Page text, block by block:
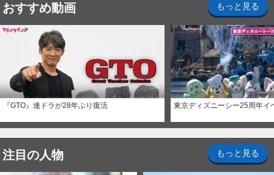
おすすめ動画 もっと見る
『GTO』連ドラが28年ぶり復活 東京ディズニーシー25周年イ
注目の人物 もっと見る